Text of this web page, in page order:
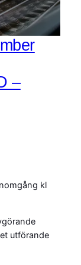
–
kl
utförande